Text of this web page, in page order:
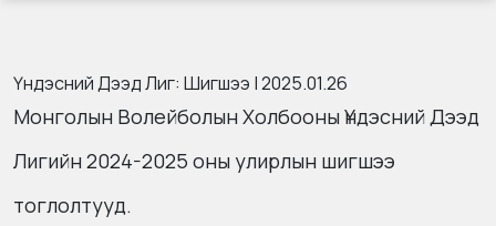
Үндэсний Дээд Лиг: Шигшээ | 2025.01.26
Монголын Волейболын Холбооны Үндэсний Дээд
Лигийн 2024-2025 оны улирлын шигшээ
тоглолтууд.